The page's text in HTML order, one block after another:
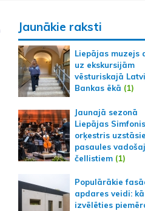
Jaunākie raksti
Liepājas muzejs
uz ekskursijām
vēsturiskajā
Bankas ēkā (1)
Jaunajā sezonā
Liepājas
orķestris
pasaules
čellistiem(1)
Populārākie
apdares veidi: kā
izvēlēties